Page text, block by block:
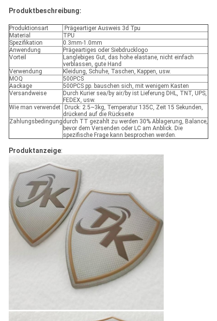
Produktbeschreibung:
Produktionsart
Prägeartiger Ausweis 3d Tpu
Material
TPU
Spezifikation
0.3mm-1.0mm
Anwendung
Prägeartiges oder Siebdrucklogo
Vorteil
Langlebiges Gut, das hohe elastane, nicht einfach
verblassen, gute Hand
Verwendung
Kleidung, Schuhe, Taschen, Kappen, usw.
MOQ
500PCS
Aackage
500PCS pp. bauschen sich, mit wenigem Kasten
Versandweise
Durch Kurier sea/by air/by ist Lieferung DHL, TNT, UPS,
FEDEX, usw.
Wie man verwendet
Druck: 2.5~3kg, Temperatur 135C, Zeit 15 Sekunden,
drückend auf die Rückseite
Zahlungsbedingung durch TT gezahlt zu werden 30% Ablagerung, Balance,
bevor dem Versenden oder LC am Anblick. Die
spezifische Frage kann besprochen werden.
Produktanzeige: